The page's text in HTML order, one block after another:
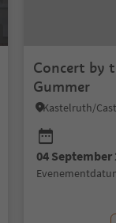
Concert by
Gummer
04 September